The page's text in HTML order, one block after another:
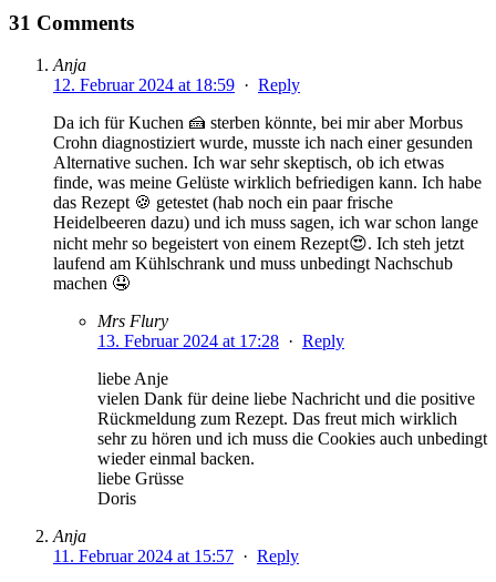
31 Comments
Anja
12. Februar 2024 at 18:59 · Reply
Da ich für Kuchen 🍰 sterben könnte, bei mir aber Morbus
Crohn diagnostiziert wurde, musste ich nach einer gesunden
Alternative suchen. Ich war sehr skeptisch, ob ich etwas
finde, was meine Gelüste wirklich befriedigen kann. Ich habe
das Rezept 🍪 getestet (hab noch ein paar frische
Heidelbeeren dazu) und ich muss sagen, ich war schon lange
nicht mehr so begeistert von einem Rezept😍. Ich steh jetzt
laufend am Kühlschrank und muss unbedingt Nachschub
machen 🤤
Mrs Flury
13. Februar 2024 at 17:28 · Reply
liebe Anje
vielen Dank für deine liebe Nachricht und die positive
Rückmeldung zum Rezept. Das freut mich wirklich
sehr zu hören und ich muss die Cookies auch unbedingt
wieder einmal backen.
liebe Grüsse
Doris
Anja
11. Februar 2024 at 15:57 · Reply